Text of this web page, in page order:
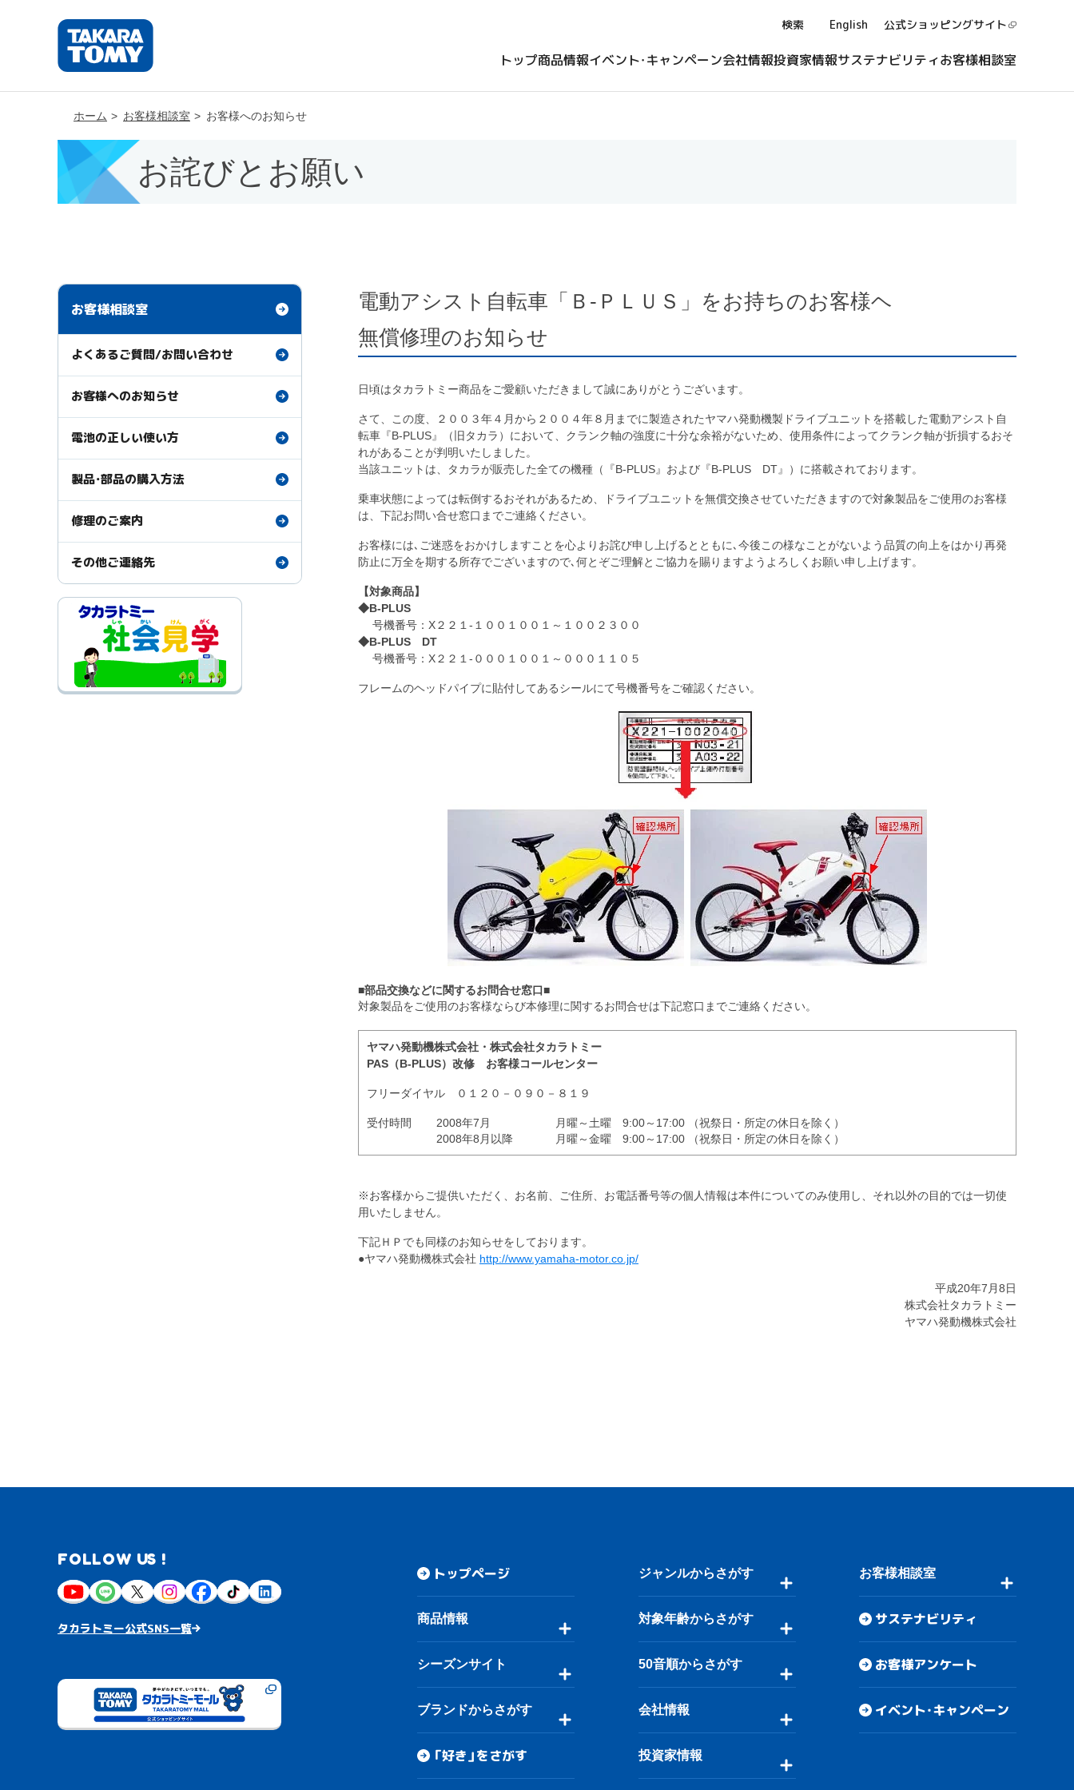
検索 English 公式ショッピングサイト
トップ商品情報イベント・キャンペーン会社情報投資家情報サステナビリティお客様相談室
ホーム お客様相談室 お客様へのお知らせ
お詫びとお願い
電動アシスト自転車「Ｂ‐ＰＬＵＳ」をお持ちのお客様ヘ
無償修理のお知らせ
日頃はタカラトミー商品をご愛顧いただきまして誠にありがとうございます。
さて、この度、２００３年４月から２００４年８月までに製造されたヤマハ発動機製ドライブユニットを搭載した電動アシスト自
転車『B‐PLUS』（旧タカラ）において、クランク軸の強度に十分な余裕がないため、使用条件によってクランク軸が折損するおそ
れがあることが判明いたしました。
当該ユニットは、タカラが販売した全ての機種（『B-PLUS』および『B-PLUS DT』）に搭載されております。
乗車状態によっては転倒するおそれがあるため、ドライブユニットを無償交換させていただきますので対象製品をご使用のお客様
は、下記お問い合せ窓口までご連絡ください。
お客様には､ご迷惑をおかけしますことを心よりお詫び申し上げるとともに､今後この様なことがないよう品質の向上をはかり再発
防止に万全を期する所存でございますので､何とぞご理解とご協力を賜りますようよろしくお願い申し上げます。
【対象商品】
◆B‐PLUS
号機番号：X２２１‐１００１００１～１００２３００
◆B‐PLUS DT
号機番号：X２２１‐０００１００１～０００１１０５
フレームのヘッドパイプに貼付してあるシールにて号機番号をご確認ください。
■部品交換などに関するお問合せ窓口■
対象製品をご使用のお客様ならび本修理に関するお問合せは下記窓口までご連絡ください。
ヤマハ発動機株式会社・株式会社タカラトミー
PAS（B-PLUS）改修 お客様コールセンター
フリーダイヤル ０１２０－０９０－８１９
受付時間 2008年7月
月曜～土曜 9:00～17:00 （祝祭日・所定の休日を除く）
2008年8月以降
月曜～金曜 9:00～17:00 （祝祭日・所定の休日を除く）
※お客様からご提供いただく、お名前、ご住所、お電話番号等の個人情報は本件についてのみ使用し、それ以外の目的では一切使
用いたしません。
下記ＨＰでも同様のお知らせをしております。
●ヤマハ発動機株式会社 http://www.yamaha-motor.co.jp/
平成20年7月8日
株式会社タカラトミー
ヤマハ発動機株式会社
お客様相談室
よくあるご質問/お問い合わせ
お客様へのお知らせ
電池の正しい使い方
製品・部品の購入方法
修理のご案内
その他ご連絡先
FOLLOW US !
タカラトミー公式SNS一覧
トップページ
商品情報
シーズンサイト
ブランドからさがす
「好き」をさがす
ジャンルからさがす
対象年齢からさがす
50音順からさがす
会社情報
投資家情報
お客様相談室
サステナビリティ
お客様アンケート
イベント・キャンペーン